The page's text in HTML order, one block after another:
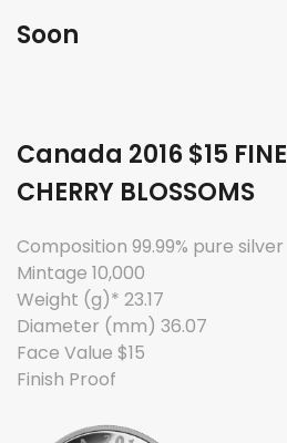
Soon
Canada 2016 $15
CHERRY BLOSSOMS
Composition 99.99% pure silver
Mintage 10,000
Weight (g)* 23.17
Diameter (mm) 36.07
Face Value $15
Finish Proof